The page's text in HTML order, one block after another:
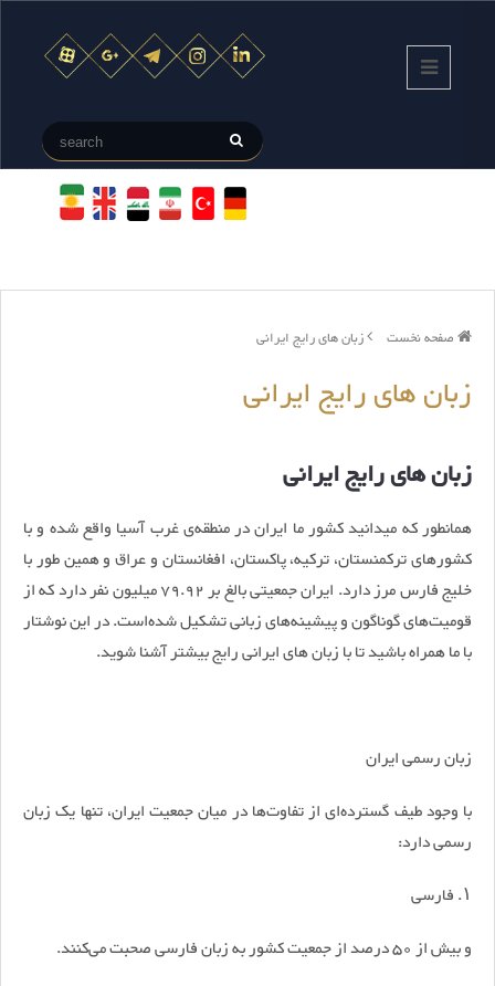
صفحه نخست زبان های رایج ایرانی
زبان های رایج ایرانی
زبان های رایج ایرانی
همانطور که میدانید کشور ما ایران در منطقه‌ی غرب آسیا واقع شده و با
کشورهای ترکمنستان، ترکیه، پاکستان، افغانستان و عراق و همین طور با
خلیج فارس مرز دارد. ایران جمعیتی بالغ بر 79.92 میلیون نفر دارد که از
قومیت‌های گوناگون و پیشینه‌های زبانی تشکیل شده‌است. در این نوشتار
با ما همراه باشید تا با زبان های ایرانی رایج بیشتر آشنا شوید.
زبان رسمی ایران
با وجود طیف گسترده‌ای از تفاوت‌ها در میان جمعیت ایران، تنها یک زبان
رسمی دارد:
۱. فارسی
و بیش از 50 درصد از جمعیت کشور به زبان فارسی صحبت می‌کنند.